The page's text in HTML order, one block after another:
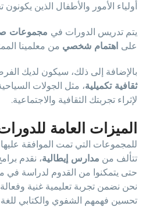
أولياء الأمور والأطفال الذين
يتم تدريس الدورات في مجموعات
على اهتمام شخصي من معلمينا
بالإضافة إلى ذلك، سيكون لديك
ثقافية تكميلية، مثل الجولات
لإثراء تجربتك الثقافية والاجتماعية.
الميزات العامة للدورات
للمجموعات التي تمت الموافقة
تتألف من مدارس إيطالية، نقدم
حتى يتمكنوا من القدوم لدراسة في
نحن نضمن تجربة تعليمية غنية
تحسين فهمهم الشفوي والكتابي للغة